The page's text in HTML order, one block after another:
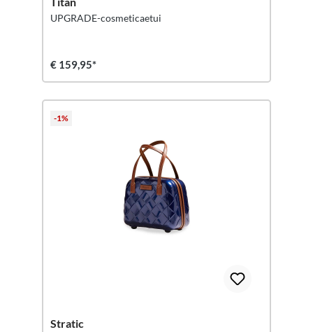
UPGRADE-cosmeticaetui
€ 159,95*
-1%
Stratic